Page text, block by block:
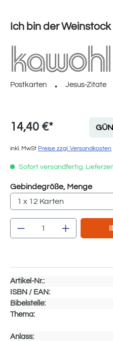
Ich bin der Weinstock
Postkarten Jesus-Zitate
14,40 €*
inkl. MwSt Preise zzgl. Versandkosten
Sofort versandfertig.
Gebindegröße, Menge
Produkt Anzahl:
Artikel-Nr.:
ISBN / EAN:
Bibelstelle:
Thema:
Anlass: